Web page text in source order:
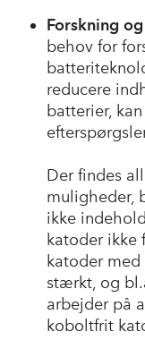
Forskning
behov for
reducere
batterier,
Der findes
muligheder,
ikke
katoder ikke
katoder
stærkt, og
arbejder på
koboltfrit